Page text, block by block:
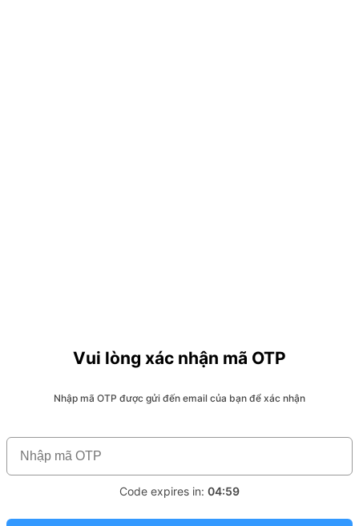
Vui lòng xác nhận mã OTP
Nhập mã OTP được gửi đến email của bạn để xác nhận
Code expires in: 04:59